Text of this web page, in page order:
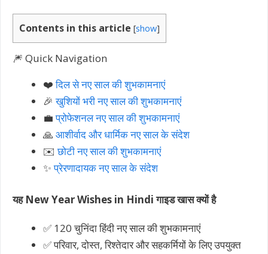
Contents in this article [show]
🎆 Quick Navigation
❤️दिल से नए साल की शुभकामनाएं
🎉खुशियों भरी नए साल की शुभकामनाएं
💼प्रोफेशनल नए साल की शुभकामनाएं
🙏 आशीर्वाद और धार्मिक नए साल के संदेश
✉️छोटी नए साल की शुभकामनाएं
✨प्रेरणादायक नए साल के संदेश
यह New Year Wishes in Hindi गाइड खास क्यों है
✅ 120 चुनिंदा हिंदी नए साल की शुभकामनाएं
✅ परिवार, दोस्त, रिश्तेदार और सहकर्मियों के लिए उपयुक्त